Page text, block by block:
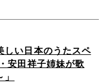
しい日本のうたスペ
安田祥子姉妹が歌